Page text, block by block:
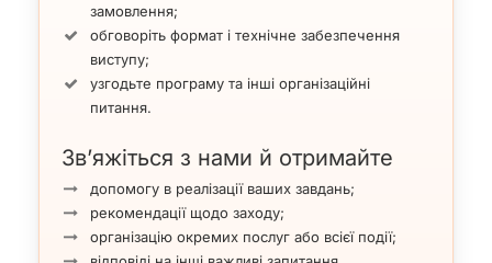
замовлення;
обговоріть формат і технічне забезпечення
виступу;
узгодьте програму та інші організаційні
питання.
Зв’яжіться з нами й отримайте
допомогу в реалізації ваших завдань;
рекомендації щодо заходу;
організацію окремих послуг або всієї події;